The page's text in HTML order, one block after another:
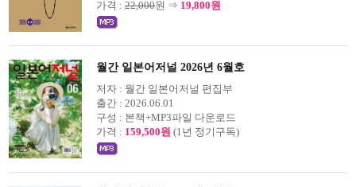
가격 : 22,000원 ⇒ 19,800원
월간 일본어저널 2026년 6월호
저자 : 월간 일본어저널 편집부
출간 : 2026.06.01
구성 : 본책+MP3파일 다운로드
가격 : 159,500원 (1년 정기구독)